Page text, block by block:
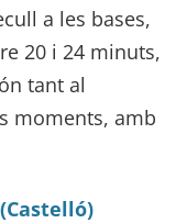
a les bases,
20 i 24 minuts,
tant al
moments, amb